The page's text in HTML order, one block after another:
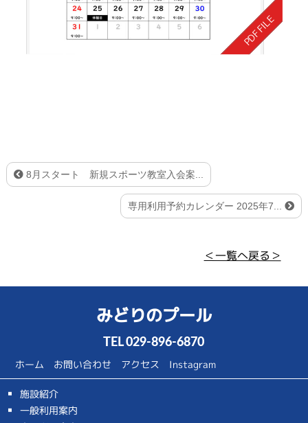
8月スタート 新規スポーツ教室入会案...
専用利用予約カレンダー 2025年7...
＜一覧へ戻る＞
みどりのプール
TEL029-896-6870
ホーム お問い合わせ アクセス Instagram
施設紹介
一般利用案内